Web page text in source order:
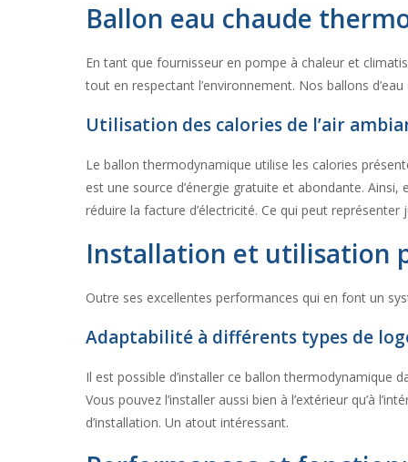
Ballon eau chaude
En tant que fournisseur en pompe à chaleur et
tout en respectant l’environnement. Nos ballons
Utilisation des calories de l’air
Le ballon thermodynamique utilise les calories
est une source d’énergie gratuite et abondante.
réduire la facture d’électricité. Ce qui peut représenter
Installation et utilisation
Outre ses excellentes performances qui en font un
Adaptabilité à différents types de
Il est possible d’installer ce ballon thermodynamique
Vous pouvez l’installer aussi bien à l’extérieur qu’à
d’installation. Un atout intéressant.